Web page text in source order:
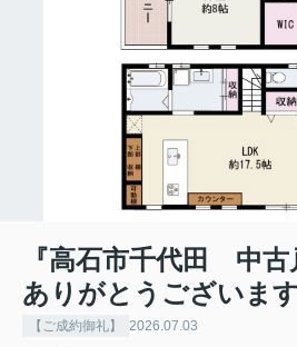
『高石市千代田 中
ありがとうございます
【ご成約御礼】 2026.07.03